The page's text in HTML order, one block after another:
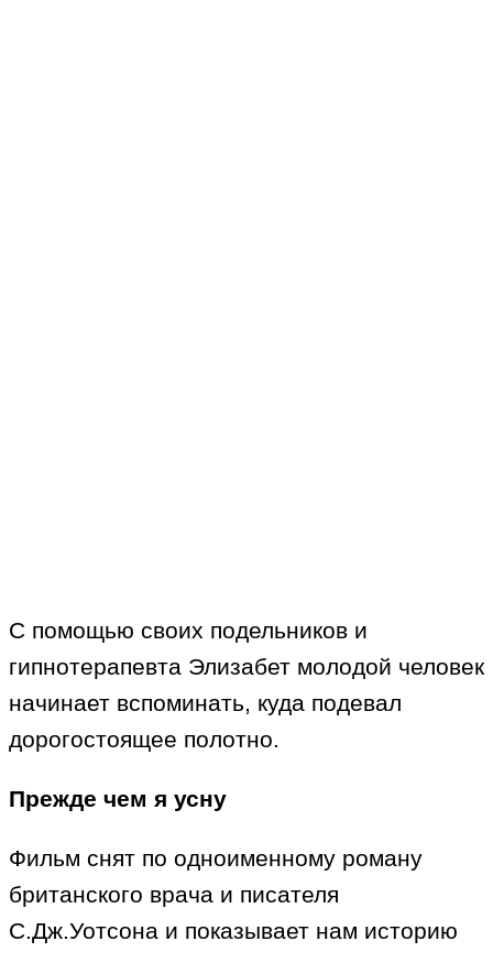
С помощью своих подельников и
гипнотерапевта Элизабет молодой человек
начинает вспоминать, куда подевал
дорогостоящее полотно.
Прежде чем я усну
Фильм снят по одноименному роману
британского врача и писателя
С.Дж.Уотсона и показывает нам историю